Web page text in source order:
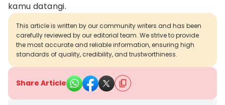
kamu datangi.
This article is written by our community writers and has been
carefully reviewed by our editorial team. We strive to provide
the most accurate and reliable information, ensuring high
standards of quality, credibility, and trustworthiness.
Share Article